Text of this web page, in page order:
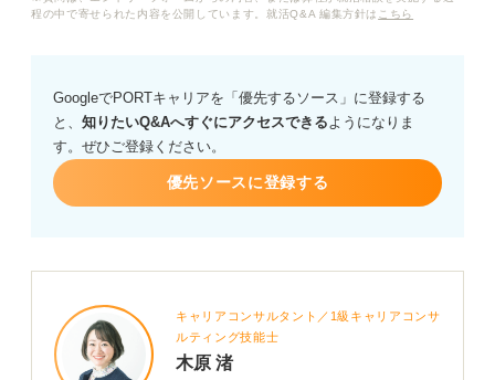
またそういった仕事に就くためには今からどんなスキル
今はまだ趣味程度で絵を楽しんでいるだけで、目立った
実績などはありません。
高収入を実現するための具体的なキャリアパスや今すぐ
始めるべき準備について、何かアドバイスをお願いしま
程の中で寄せられた内容を公開しています。就活Q&A 編集方針は こちら
GoogleでPORTキャリアを「優先するソース」に登録する
と、 知りたいQ&Aへすぐにアクセスできるようになりま
す。ぜひご登録ください。
優先ソースに登録する
キャリアコンサルタント／1級キャリアコンサ
ルティング技能士
木原 渚